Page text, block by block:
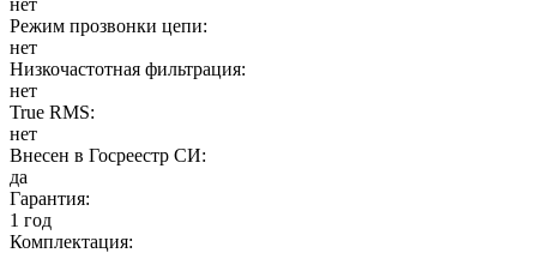
Режим прозвонки цепи:
нет
Низкочастотная фильтрация:
нет
True RMS:
нет
Внесен в Госреестр СИ:
да
Гарантия:
1 год
Комплектация: